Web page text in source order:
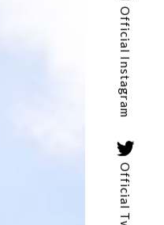
Official Instagram